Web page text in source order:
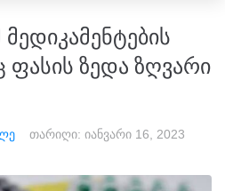
ფასის ზედა ზღვარი
თარიღი: იანვარი 16, 2023